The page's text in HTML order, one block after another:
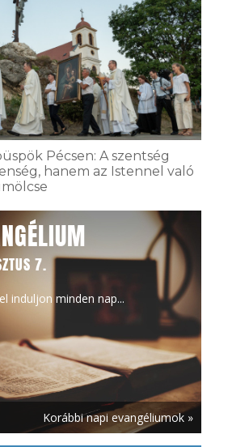
Pécsen: A szentség
hanem az Istennel való
7.
induljon minden nap...
Korábbi napi evangéliumok »